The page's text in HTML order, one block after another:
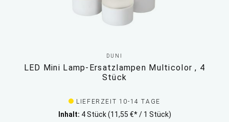
DUNI
LED Mini Lamp-Ersatzlampen Multicolor , 4
Stück
LIEFERZEIT 10-14 TAGE
Inhalt: 4 Stück(11,55 €* / 1 Stück)